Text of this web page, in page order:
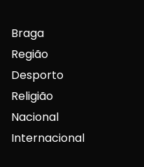
Braga
Região
Desporto
Religião
Nacional
Internacional